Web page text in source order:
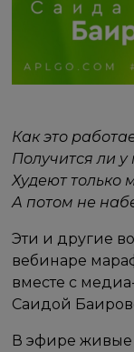
Как это
Получится ли у
Худеют только
А потом не
Эти и другие
вебинаре
вместе с
Саидой
В эфире живые